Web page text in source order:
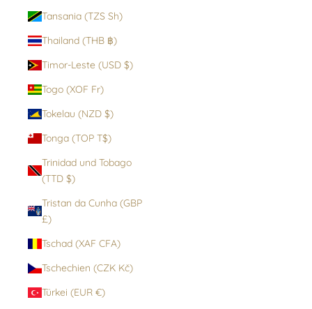
Tansania (TZS Sh)
Thailand (THB ฿)
Timor-Leste (USD $)
Togo (XOF Fr)
Tokelau (NZD $)
Tonga (TOP T$)
Trinidad und Tobago
(TTD $)
Tristan da Cunha (GBP
£)
Tschad (XAF CFA)
Tschechien (CZK Kč)
Türkei (EUR €)